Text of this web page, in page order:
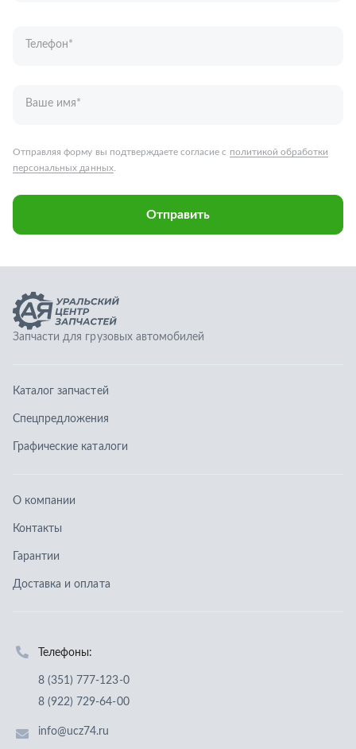
Запчасти для грузовых автомобилей
Каталог запчастей
Спецпредложения
О компании
Контакты
Доставка и оплата
Отправить заявку
Политика конфиденциальности